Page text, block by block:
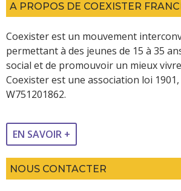
A PROPOS DE COEXISTER
Coexister est un mouvement
permettant à des jeunes de 15 à 35
social et de promouvoir un mieux
Coexister est une association loi
W751201862.
EN SAVOIR +
NOUS CONTACTER